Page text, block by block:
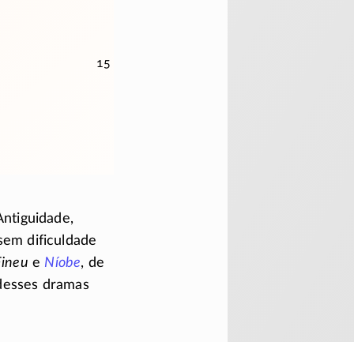
15
dificuldade
e Níobe, de
dramas